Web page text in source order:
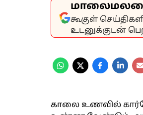
மாலைமலரை
கூகுள்
உடனுக்குடன்
காலை உணவில்